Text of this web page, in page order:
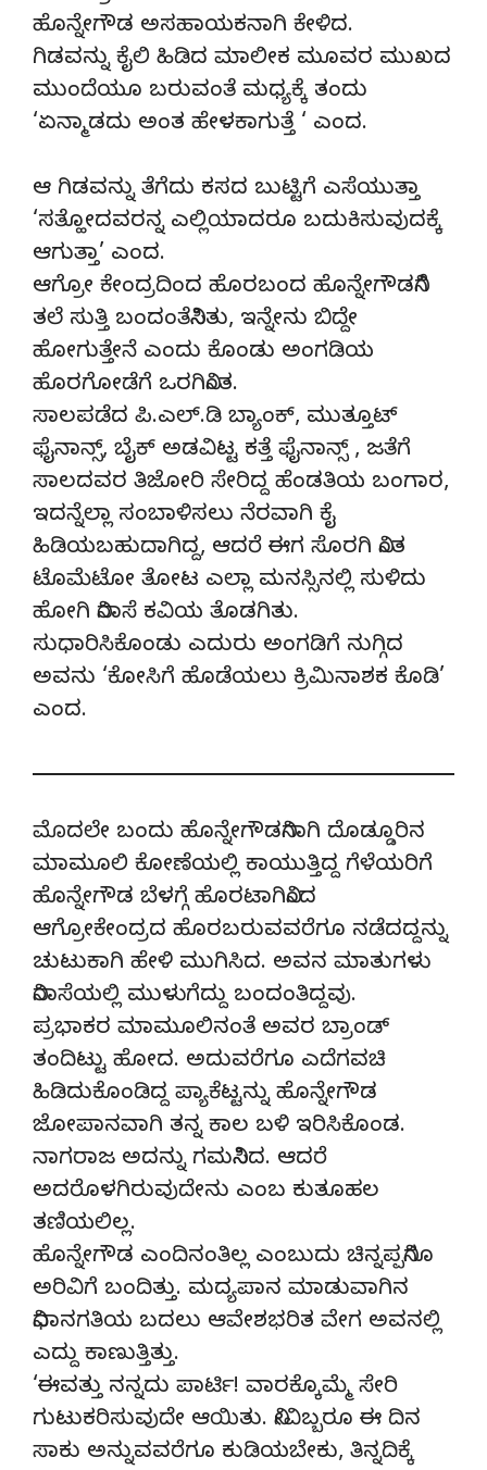
ಹೊನ್ನೇಗೌಡ ಅಸಹಾಯಕನಾಗಿ ಕೇಳಿದ.
ಗಿಡವನ್ನು ಕೈಲಿ ಹಿಡಿದ ಮಾಲೀಕ ಮೂವರ ಮುಖದ
ಮುಂದೆಯೂ ಬರುವಂತೆ ಮಧ್ಯಕ್ಕೆ ತಂದು
‘ಏನ್ಮಾಡದು ಅಂತ ಹೇಳಕಾಗುತ್ತೆ ‘ ಎಂದ.
ಆ ಗಿಡವನ್ನು ತೆಗೆದು ಕಸದ ಬುಟ್ಟಿಗೆ ಎಸೆಯುತ್ತಾ
‘ಸತ್ಹೋದವರನ್ನ ಎಲ್ಲಿಯಾದರೂ ಬದುಕಿಸುವುದಕ್ಕೆ
ಆಗುತ್ತಾ’ ಎಂದ.
ಆಗ್ರೋ ಕೇಂದ್ರದಿಂದ ಹೊರಬಂದ ಹೊನ್ನೇಗೌಡನಿಗೆ
ತಲೆ ಸುತ್ತಿ ಬಂದಂತೆನಿಸಿತು, ಇನ್ನೇನು ಬಿದ್ದೇ
ಹೋಗುತ್ತೇನೆ ಎಂದು ಕೊಂಡು ಅಂಗಡಿಯ
ಹೊರಗೋಡೆಗೆ ಒರಗಿನಿಂತ.
ಸಾಲಪಡೆದ ಪಿ.ಎಲ್.ಡಿ ಬ್ಯಾಂಕ್, ಮುತ್ತೂಟ್
ಫೈನಾನ್ಸ್, ಬೈಕ್ ಅಡವಿಟ್ಟ ಕತ್ತೆ ಫೈನಾನ್ಸ್ , ಜತೆಗೆ
ಸಾಲದವರ ತಿಜೋರಿ ಸೇರಿದ್ದ ಹೆಂಡತಿಯ ಬಂಗಾರ,
ಇದನ್ನೆಲ್ಲಾ ಸಂಬಾಳಿಸಲು ನೆರವಾಗಿ ಕೈ
ಹಿಡಿಯಬಹುದಾಗಿದ್ದ, ಆದರೆ ಈಗ ಸೊರಗಿ ನಿಂತ
ಟೊಮೆಟೋ ತೋಟ ಎಲ್ಲಾ ಮನಸ್ಸಿನಲ್ಲಿ ಸುಳಿದು
ಹೋಗಿ ನಿರಾಸೆ ಕವಿಯ ತೊಡಗಿತು.
ಸುಧಾರಿಸಿಕೊಂಡು ಎದುರು ಅಂಗಡಿಗೆ ನುಗ್ಗಿದ
ಅವನು ‘ಕೋಸಿಗೆ ಹೊಡೆಯಲು ಕ್ರಿಮಿನಾಶಕ ಕೊಡಿ’
ಎಂದ.
ಮೊದಲೇ ಬಂದು ಹೊನ್ನೇಗೌಡನಿಗಾಗಿ ದೊಡ್ಡೂರಿನ
ಮಾಮೂಲಿ ಕೋಣೆಯಲ್ಲಿ ಕಾಯುತ್ತಿದ್ದ ಗೆಳೆಯರಿಗೆ
ಹೊನ್ನೇಗೌಡ ಬೆಳಗ್ಗೆ ಹೊರಟಾಗಿನಿಂದ
ಆಗ್ರೋಕೇಂದ್ರದ ಹೊರಬರುವವರೆಗೂ ನಡೆದದ್ದನ್ನು
ಚುಟುಕಾಗಿ ಹೇಳಿ ಮುಗಿಸಿದ. ಅವನ ಮಾತುಗಳು
ನಿರಾಸೆಯಲ್ಲಿ ಮುಳುಗೆದ್ದು ಬಂದಂತಿದ್ದವು.
ಪ್ರಭಾಕರ ಮಾಮೂಲಿನಂತೆ ಅವರ ಬ್ರಾಂಡ್
ತಂದಿಟ್ಟು ಹೋದ. ಅದುವರೆಗೂ ಎದೆಗವಚಿ
ಹಿಡಿದುಕೊಂಡಿದ್ದ ಪ್ಯಾಕೆಟ್ಟನ್ನು ಹೊನ್ನೇಗೌಡ
ಜೋಪಾನವಾಗಿ ತನ್ನ ಕಾಲ ಬಳಿ ಇರಿಸಿಕೊಂಡ.
ನಾಗರಾಜ ಅದನ್ನು ಗಮನಿಸಿದ. ಆದರೆ
ಅದರೊಳಗಿರುವುದೇನು ಎಂಬ ಕುತೂಹಲ
ತಣಿಯಲಿಲ್ಲ.
ಹೊನ್ನೇಗೌಡ ಎಂದಿನಂತಿಲ್ಲ ಎಂಬುದು ಚಿನ್ನಪ್ಪನಿಗೂ
ಅರಿವಿಗೆ ಬಂದಿತ್ತು. ಮದ್ಯಪಾನ ಮಾಡುವಾಗಿನ
ನಿಧಾನಗತಿಯ ಬದಲು ಆವೇಶಭರಿತ ವೇಗ ಅವನಲ್ಲಿ
ಎದ್ದು ಕಾಣುತ್ತಿತ್ತು.
‘ಈವತ್ತು ನನ್ನದು ಪಾರ್ಟಿ! ವಾರಕ್ಕೊಮ್ಮೆ ಸೇರಿ
ಗುಟುಕರಿಸುವುದೇ ಆಯಿತು. ನೀವಿಬ್ಬರೂ ಈ ದಿನ
ಸಾಕು ಅನ್ನುವವರೆಗೂ ಕುಡಿಯಬೇಕು, ತಿನ್ನದಿಕ್ಕೆ